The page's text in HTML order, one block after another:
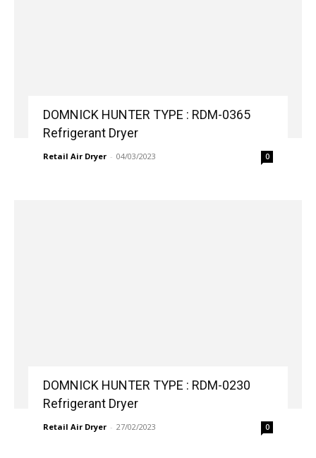
DOMNICK HUNTER TYPE : RDM-0365
Refrigerant Dryer
Retail Air Dryer - 04/03/2023 0
DOMNICK HUNTER TYPE : RDM-0230
Refrigerant Dryer
Retail Air Dryer - 27/02/2023 0